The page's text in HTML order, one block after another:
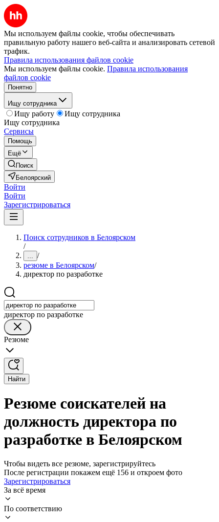
Мы используем файлы cookie, чтобы обеспечивать
правильную работу нашего веб-сайта и анализировать сетевой
трафик.
Правила использования файлов cookie
Мы используем файлы cookie. Правила использования
файлов cookie
Понятно
Ищу сотрудника
Ищу работу
Ищу сотрудника
Ищу сотрудника
Сервисы
Помощь
Ещё
Поиск
Белоярский
Войти
Войти
Зарегистрироваться
Поиск сотрудников в Белоярском
/
... /
резюме в Белоярском/
директор по разработке
директор по разработке
Резюме
Найти
Резюме соискателей на
должность директора по
разработке в Белоярском
Чтобы видеть все резюме, зарегистрируйтесь
После регистрации покажем ещё 156 и откроем фото
Зарегистрироваться
За всё время
По соответствию